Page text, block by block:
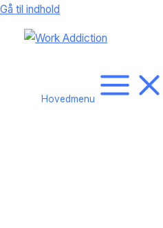
Gå til indhold
Hovedmenu